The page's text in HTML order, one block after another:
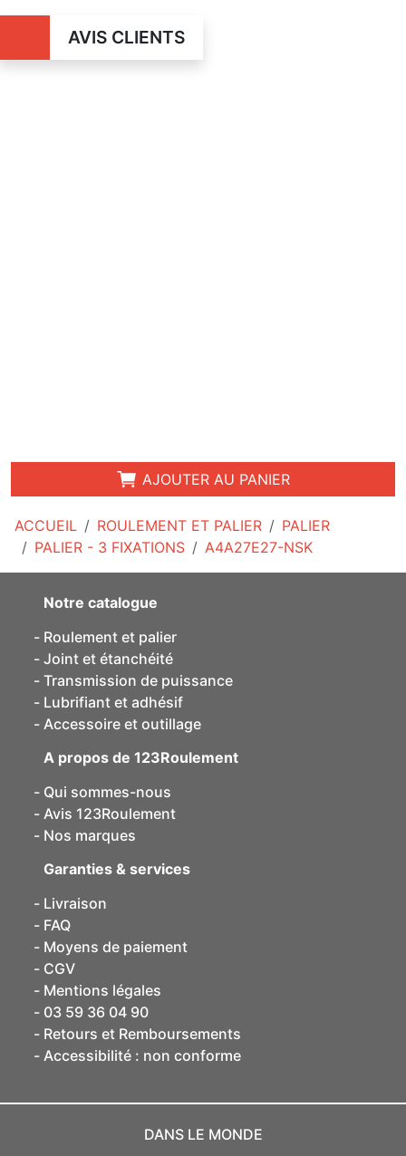
ACCUEIL ROULEMENT ET PALIER
PALIER
PALIER - 3 FIXATIONS
A4A27E27-NSK
AVIS CLIENTS
AJOUTER AU PANIER
Notre catalogue
Roulement et palier
Joint et étanchéité
Transmission de puissance
Lubrifiant et adhésif
Accessoire et outillage
A propos de 123Roulement
Qui sommes-nous
Avis 123Roulement
Nos marques
Garanties & services
Livraison
FAQ
Moyens de paiement
CGV
Mentions légales
03 59 36 04 90
Retours et Remboursements
Accessibilité : non conforme
DANS LE MONDE